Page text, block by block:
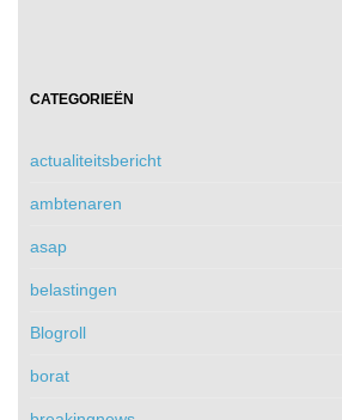
CATEGORIEËN
actualiteitsbericht
ambtenaren
asap
belastingen
Blogroll
borat